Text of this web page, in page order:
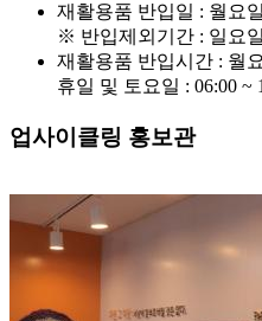
재활용품 반입일 : 월요
※ 반입제외기간 : 일요
재활용품 반입시간 : 월
휴일 및 토요일 : 06:00 ~
업사이클링 홍보관